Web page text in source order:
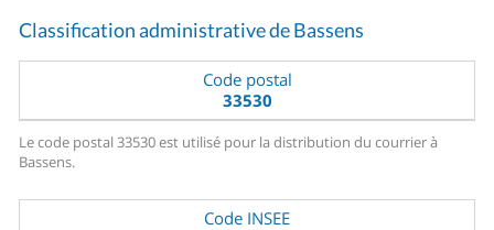
Classification administrative de Bassens
Code postal
33530
Le code postal 33530 est utilisé pour la distribution du courrier à
Bassens.
Code INSEE